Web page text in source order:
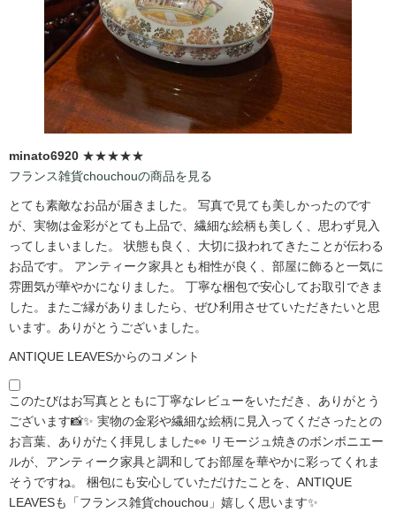
minato6920 ★★★★★
フランス雑貨chouchouの商品を見る
とても素敵なお品が届きました。 写真で見ても美しかったのです
が、実物は金彩がとても上品で、繊細な絵柄も美しく、思わず見入
ってしまいました。 状態も良く、大切に扱われてきたことが伝わる
お品です。 アンティーク家具とも相性が良く、部屋に飾ると一気に
雰囲気が華やかになりました。 丁寧な梱包で安心してお取引できま
した。またご縁がありましたら、ぜひ利用させていただきたいと思
います。ありがとうございました。
ANTIQUE LEAVESからのコメント
このたびはお写真とともに丁寧なレビューをいただき、ありがとう
ございます📸✨ 実物の金彩や繊細な絵柄に見入ってくださったとの
お言葉、ありがたく拝見しました👀 リモージュ焼きのボンボニエー
ルが、アンティーク家具と調和してお部屋を華やかに彩ってくれま
そうですね。 梱包にも安心していただけたことを、ANTIQUE
LEAVESも「フランス雑貨chouchou」嬉しく思います✨